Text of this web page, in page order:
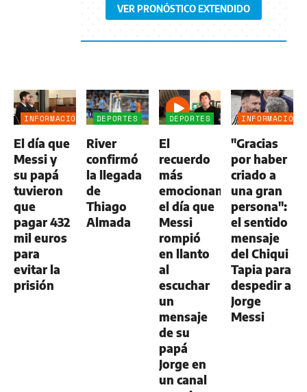
VER PRONÓSTICO EXTENDIDO
INFORMACIÓN
El día que
Messi y
su papá
tuvieron
que
pagar 432
mil euros
para
evitar la
prisión
DEPORTES
River
confirmó
la llegada
de
Thiago
Almada
DEPORTES
El
recuerdo
más
emocionante:
el día que
Messi
rompió
en llanto
al
escuchar
un
mensaje
de su
papá
Jorge en
un canal
INFORMACIÓN
"Gracias
por haber
criado a
una gran
persona":
el sentido
mensaje
del Chiqui
Tapia para
despedir a
Jorge
Messi